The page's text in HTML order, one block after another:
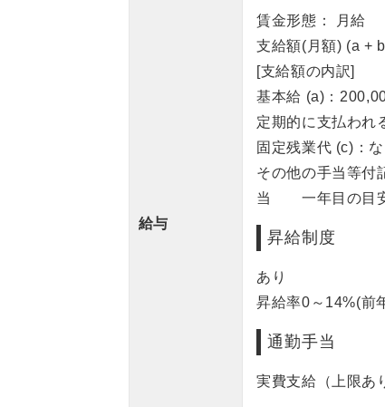
給与
賃金形態： 月給
支給額(月額) (a +
[支給額の内訳]
基本給 (a)：
定期的に支払われ
固定残業代 (c)：な
その他の手当等付
当 一年目の目安
昇給制度
あり
昇給率0～14%(前
通勤手当
実費支給（上限